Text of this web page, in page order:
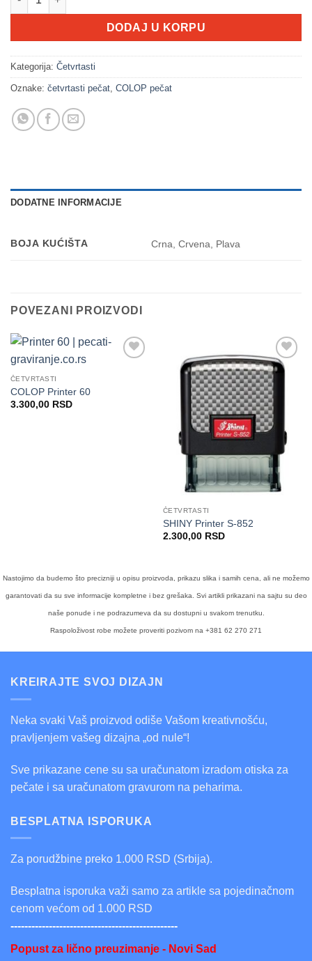
DODAJ U KORPU
Kategorija: Četvrtasti
Oznake: četvrtasti pečat COLOP pečat
DODATNE INFORMACIJE
BOJA KUĆIŠTA Crna, Crvena, Plava
POVEZANI PROIZVODI
ČETVRTASTI
COLOP Printer 60
3.300,00 RSD
Dodaj
ČETVRTASTI
SHINY Printer S-852
2.300,00 RSD
Nastojimo da budemo što precizniji u opisu proizvoda, prikazu slika i samih cena, ali ne možemo
garantovati da su sve informacije kompletne i bez grešaka. Svi artikli prikazani na sajtu su deo
naše ponude i ne podrazumeva da su dostupni u svakom trenutku.
Raspoloživost robe možete proveriti pozivom na +381 62 270 271
KREIRAJTE SVOJ DIZAJN
Neka svaki Vaš proizvod odiše Vašom kreativnošću,
pravljenjem vašeg dizajna „od nule“!
Sve prikazane cene su sa uračunatom izradom otiska za
pečate i sa uračunatom gravurom na peharima.
BESPLATNA ISPORUKA
Za porudžbine preko 1.000 RSD (Srbija).
Besplatna isporuka važi samo za artikle sa pojedinačnom
cenom većom od 1.000 RSD
------------------------------------------------
Popust za lično preuzimanje - Novi Sad